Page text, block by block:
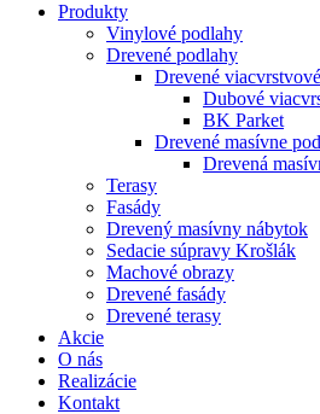
Produkty
Vinylové podlahy
Drevené podlahy
Drevené
Dubové
BK Parket
Drevené masívne
Drevená
Terasy
Fasády
Drevený masívny nábytok
Sedacie súpravy Krošlák
Machové obrazy
Drevené fasády
Drevené terasy
Akcie
O nás
Realizácie
Kontakt